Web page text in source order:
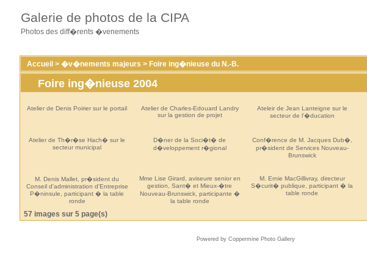
Galerie de photos de la CIPA
Photos des diff�rents �venements
Accueil > �v�nements majeurs > Foire ing�nieuse du N.-B.
Foire ing�nieuse 2004
Atelier de Denis Poirier sur le portail
Atelier de Charles-Edouard Landry
sur la gestion de projet
Ateleir de Jean Lanteigne sur le
secteur de l'�ducation
Atelier de Th�r�se Hach� sur le
secteur municipal
D�ner de la Soci�t� de
d�veloppement r�gional
Conf�rence de M. Jacques Dub�,
pr�sident de Services Nouveau-
Brunswick
M. Denis Mallet, pr�sident du
Conseil d'administration d'Entreprise
P�ninsule, participant � la table
ronde
Mme Lise Girard, aviseure senior en
gestion, Sant� et Mieux-�tre
Nouveau-Brunswick, participante �
la table ronde
M. Ernie MacGillivray, directeur
S�curit� publique, participant � la
table ronde
57 images sur 5 page(s)
Powered by Coppermine Photo Gallery